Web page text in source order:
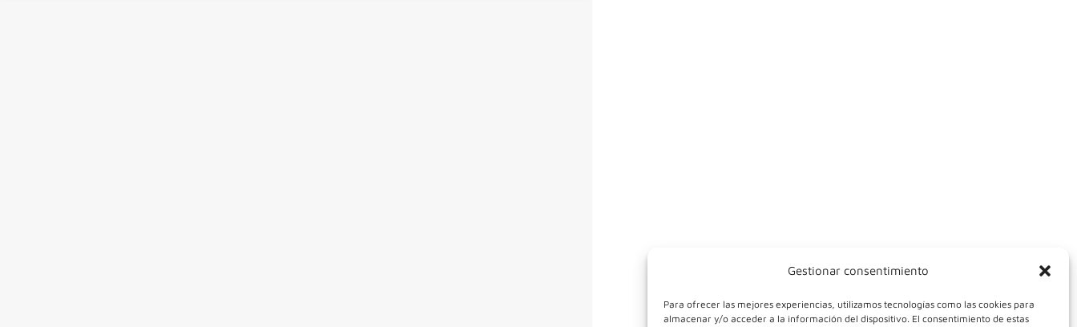
Gestionar consentimiento
Para ofrecer las mejores experiencias, utilizamos tecnologías como las cookies para
almacenar y/o acceder a la información del dispositivo. El consentimiento de estas